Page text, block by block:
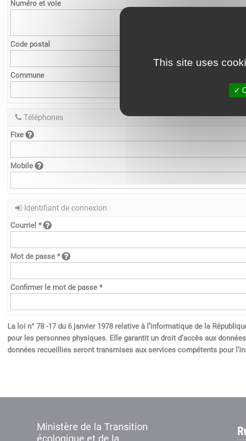
This site uses
Numéro et voie
Code postal
Commune
Téléphones
Fixe
Mobile
Identifiant de connexion
Courriel *
Mot de passe *
Confirmer le mot de passe *
La loi n° 78 -17 du 6 janvier 1978 relative à l’informatique de la
pour les personnes physiques. Elle garantit un droit d’accès aux
données recueillies seront transmises aux services compétents pour
Ministère de la Transition
écologique et de la